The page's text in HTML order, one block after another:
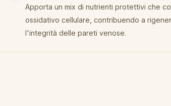
Apporta un mix di nutrienti protettivi che
ossidativo cellulare, contribuendo a
l'integrità delle pareti venose.